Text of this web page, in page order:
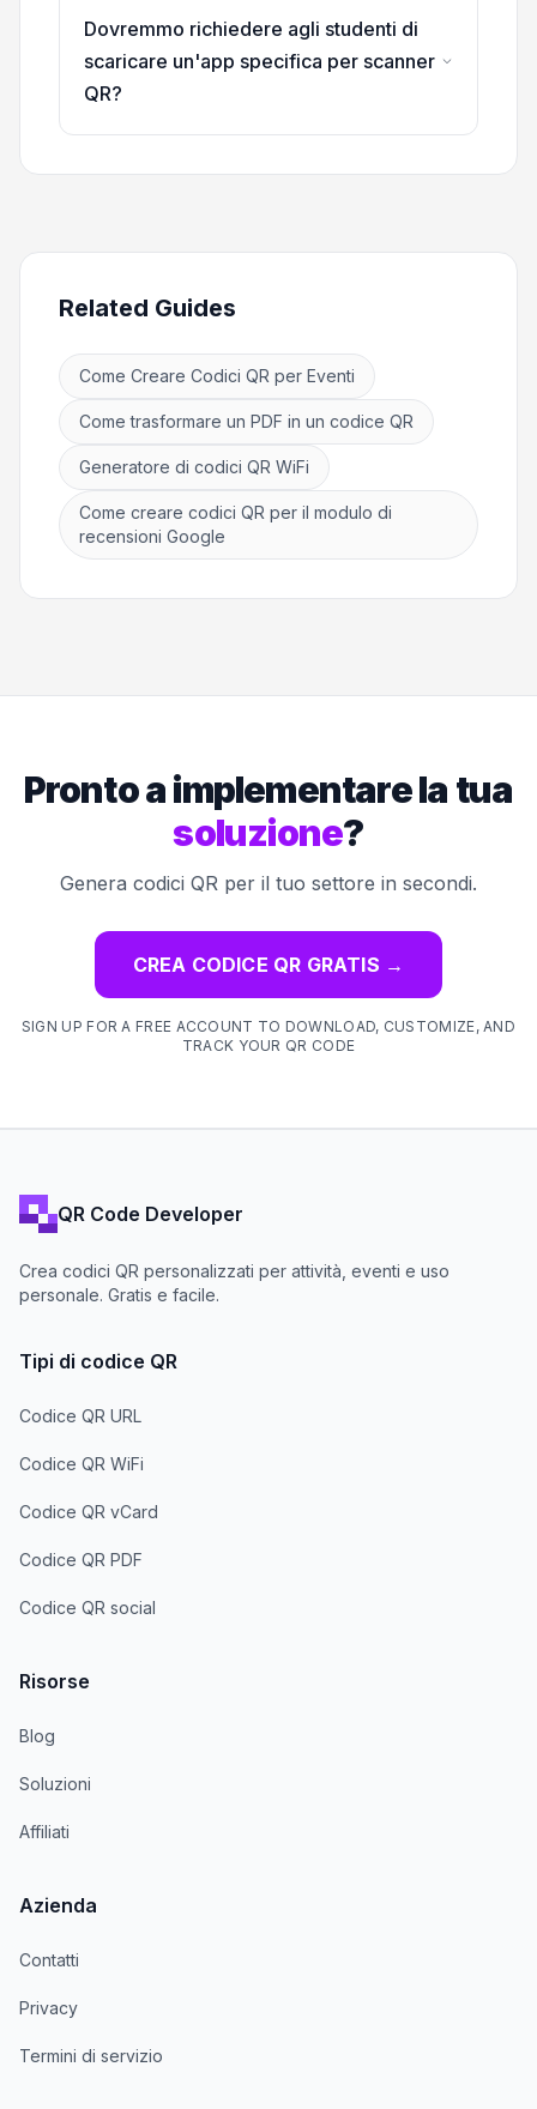
Dovremmo richiedere agli studenti di
scaricare un'app specifica per scanner
QR?
Related Guides
Come Creare Codici QR per Eventi
Come trasformare un PDF in un codice QR
Generatore di codici QR WiFi
Come creare codici QR per il modulo di
recensioni Google
Pronto a implementare la tua
soluzione?
Genera codici QR per il tuo settore in secondi.
CREA CODICE QR GRATIS →
SIGN UP FOR A FREE ACCOUNT TO DOWNLOAD, CUSTOMIZE, AND
TRACK YOUR QR CODE
QR Code Developer
Crea codici QR personalizzati per attività, eventi e uso
personale. Gratis e facile.
Tipi di codice QR
Codice QR URL
Codice QR WiFi
Codice QR vCard
Codice QR PDF
Codice QR social
Risorse
Blog
Soluzioni
Affiliati
Azienda
Contatti
Privacy
Termini di servizio